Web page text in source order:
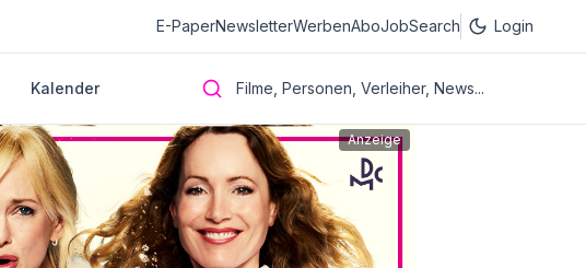
E-PaperNewsletterWerbenAboJobSearch Login
Kalender Filme, Personen, Verleiher, News...
Anzeige